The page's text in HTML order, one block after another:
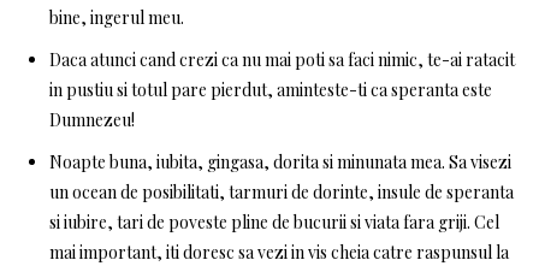
bine, ingerul meu.
Daca atunci cand crezi ca nu mai poti sa faci nimic, te-ai ratacit
in pustiu si totul pare pierdut, aminteste-ti ca speranta este
Dumnezeu!
Noapte buna, iubita, gingasa, dorita si minunata mea. Sa visezi
un ocean de posibilitati, tarmuri de dorinte, insule de speranta
si iubire, tari de poveste pline de bucurii si viata fara griji. Cel
mai important, iti doresc sa vezi in vis cheia catre raspunsul la